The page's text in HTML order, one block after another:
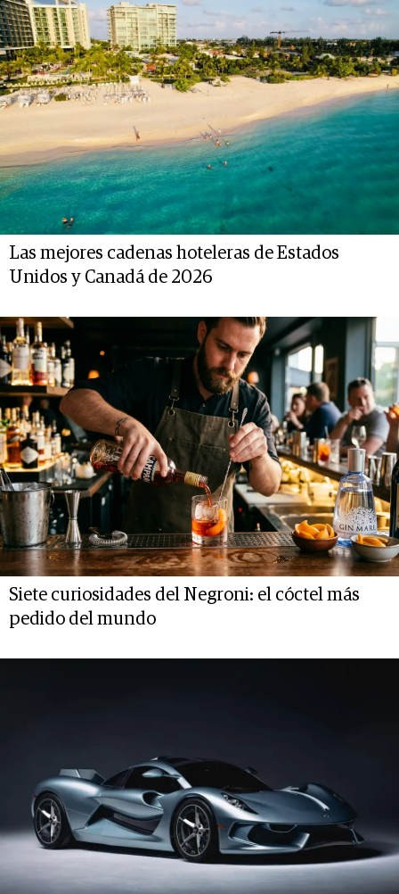
Las mejores cadenas hoteleras de Estados
Unidos y Canadá de 2026
Siete curiosidades del Negroni: el cóctel más
pedido del mundo